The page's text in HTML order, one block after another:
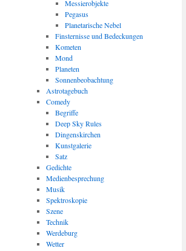
Messierobjekte
Pegasus
Planetarische Nebel
Finsternisse und Bedeckungen
Kometen
Mond
Planeten
Sonnenbeobachtung
Astrotagebuch
Comedy
Begriffe
Deep Sky Rules
Dingenskirchen
Kunstgalerie
Satz
Gedichte
Medienbesprechung
Musik
Spektroskopie
Szene
Technik
Werdeburg
Wetter